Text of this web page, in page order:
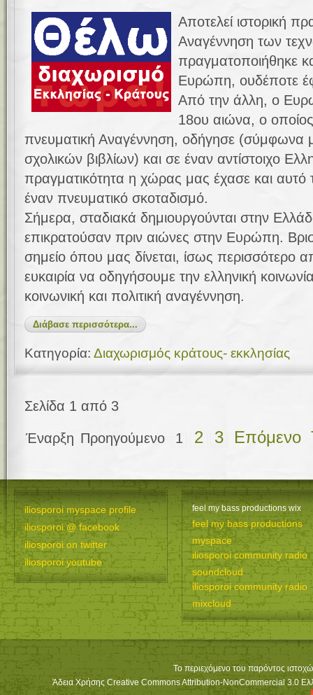
Αποτελεί ιστορική
Αναγέννηση των
πραγματοποιήθηκε
Ευρώπη, ουδέποτε
Από την άλλη, ο
18ου αιώνα, ο
πνευματική Αναγέννηση, οδήγησε (σύμφωνα
σχολικών βιβλίων) και σε έναν αντίστοιχο
πραγματικότητα η χώρας μας έχασε και αυτό
έναν πνευματικό σκοταδισμό.
Σήμερα, σταδιακά δημιουργούνται στην
επικρατούσαν πριν αιώνες στην Ευρώπη.
σημείο όπου μας δίνεται, ίσως περισσότερο
ευκαιρία να οδηγήσουμε την ελληνική
κοινωνική και πολιτική αναγέννηση.
Διάβασε περισσότερα...
Κατηγορία: Διαχωρισμός κράτους- εκκλησίας
Σελίδα 1 από 3
Έναρξη Προηγούμενο 1 2 3 Επόμενο
iliosporoi myspace profile
iliosporoi @ facebook
iliosporoi on twitter
iliosporoi youtube
feel my bass productions wix
feel my bass productions
myspace
iliosporoi community radio
soundcloud
iliosporoi community radio
mixcloud
Το περιεχόμενο του παρόντος
Άδεια Χρήσης Creative Commons Attribution-NonCommercial 3.0